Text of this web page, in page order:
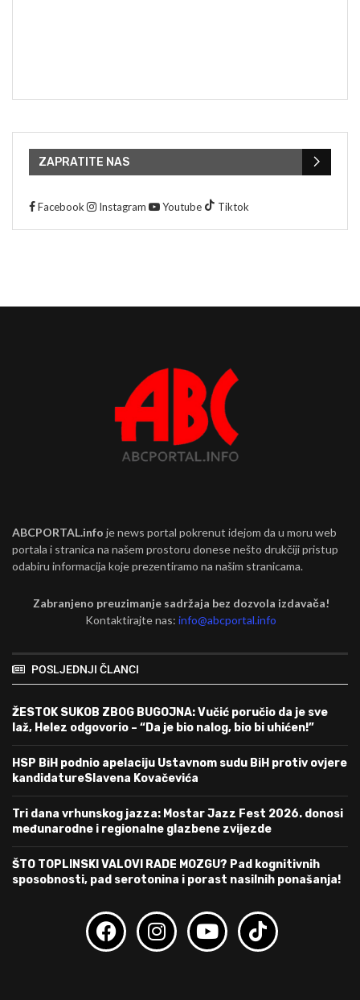
ZAPRATITE NAS
Facebook Instagram Youtube Tiktok
ABCPORTAL.info je news portal pokrenut idejom da u moru web
portala i stranica na našem prostoru donese nešto drukčiji pristup
odabiru informacija koje prezentiramo na našim stranicama.
Zabranjeno preuzimanje sadržaja bez dozvola izdavača!
Kontaktirajte nas:info@abcportal.info
POSLJEDNJI ČLANCI
ŽESTOK SUKOB ZBOG BUGOJNA: Vučić poručio da je sve
laž, Helez odgovorio – “Da je bio nalog, bio bi uhićen!”
HSP BiH podnio apelaciju Ustavnom sudu BiH protiv ovjere
kandidatureSlavena Kovačevića
Tri dana vrhunskog jazza: Mostar Jazz Fest 2026. donosi
međunarodne i regionalne glazbene zvijezde
ŠTO TOPLINSKI VALOVI RADE MOZGU? Pad kognitivnih
sposobnosti, pad serotonina i porast nasilnih ponašanja!